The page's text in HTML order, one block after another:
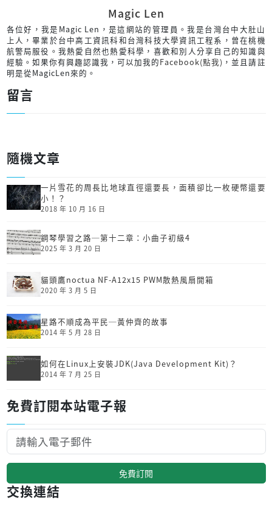
Magic Len
各位好，我是Magic Len，是這網站的管理員。我是台灣台中大肚山
上人，畢業於台中高工資訊科和台灣科技大學資訊工程系，曾在桃機
航警局服役。我熱愛自然也熱愛科學，喜歡和別人分享自己的知識與
經驗。如果你有興趣認識我，可以加我的Facebook(點我) ，並且請註
明是從MagicLen來的。
留言
隨機文章
一片雪花的周長比地球直徑還要長，面積卻比一枚硬幣還要
小！？
2018 年 10 月 16 日
鋼琴學習之路─第十二章：小曲子初級4
2025 年 3 月 20 日
貓頭鷹noctua NF-A12x15 PWM散熱風扇開箱
2020 年 3 月 5 日
星路不順成為平民─黃仲齊的故事
2014 年 5 月 28 日
如何在Linux上安裝JDK(Java Development Kit)？
2014 年 7 月 25 日
免費訂閱本站電子報
免費訂閱
交換連結